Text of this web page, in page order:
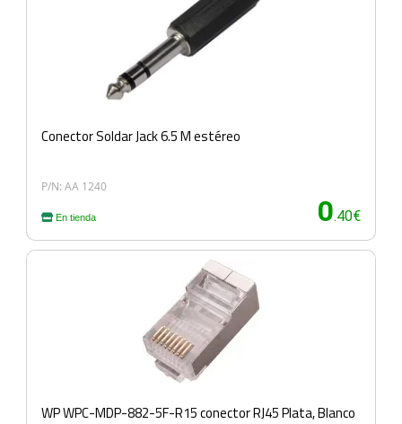
Conector Soldar Jack 6.5 M estéreo
P/N: AA 1240
En tienda 0.40€
WP WPC-MDP-882-5F-R15 conector RJ45 Plata, Blanco